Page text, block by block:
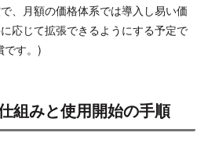
、月額の価格体系では導入し易い価
応じて拡張できるようにする予定で
です。)
組みと使用開始の手順